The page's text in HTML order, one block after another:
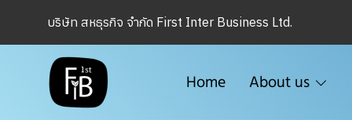
บริษัท สหธุรกิจ จำกัด First Inter Business Ltd.
Home About us
Trend micro
ESET
Canon-Printer
Canon-Scanner
Adobe
Apple
Poly Studio